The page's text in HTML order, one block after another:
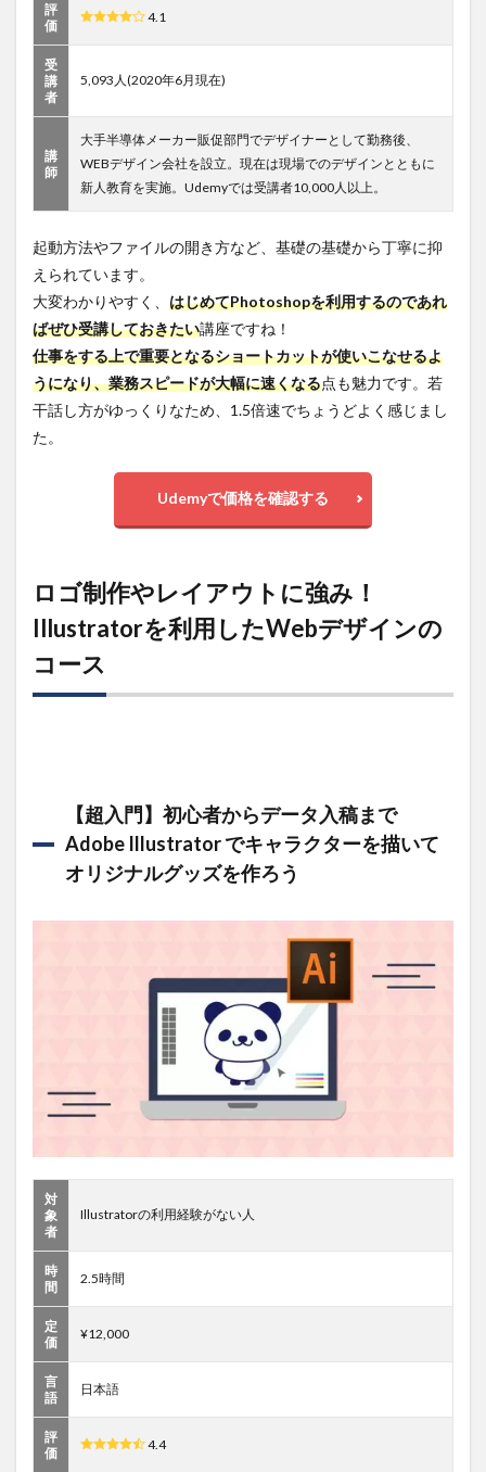
評
価
4.1
受
講
者
5,093人(2020年6月現在)
講
師
大手半導体メーカー販促部門でデザイナーとして勤務後、
WEBデザイン会社を設立。現在は現場でのデザインとともに
新人教育を実施。Udemyでは受講者10,000人以上。
起動方法やファイルの開き方など、基礎の基礎から丁寧に抑
えられています。
大変わかりやすく、 はじめてPhotoshopを利用するのであれ
ばぜひ受講しておきたい講座ですね！
仕事をする上で重要となるショートカットが使いこなせるよ
うになり、業務スピードが大幅に速くなる点も魅力です。若
干話し方がゆっくりなため、1.5倍速でちょうどよく感じまし
た。
Udemyで価格を確認する
ロゴ制作やレイアウトに強み！
Illustratorを利用したWebデザインの
コース
【超入門】初心者からデータ入稿まで
Adobe Illustrator でキャラクターを描いて
オリジナルグッズを作ろう
対
象
者
Illustratorの利用経験がない人
時
間
2.5時間
定
価
¥12,000
言
語
日本語
評
価
4.4